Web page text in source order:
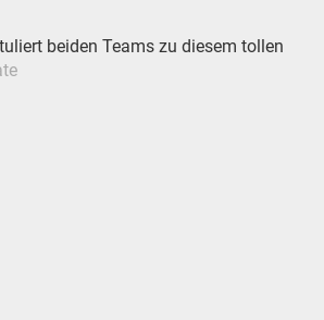
beiden Teams zu diesem tollen